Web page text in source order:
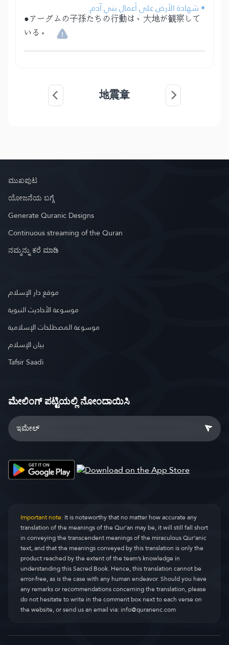
• شهادة الأرض على أعمال بني آدم.
●アーダムの子孫たちの行動は、大地が観察して
いる。
地震章
ಮುಖಪುಟ
ಯೋಜನೆಯ ಬಗ್ಗೆ
Generate Quranic Designs
Continuous streaming of the Quran
ನಮ್ಮನ್ನು ಕರೆ ಮಾಡಿ
موقع دار الإسلام
موسوعة الأحاديث النبوية
موسوعة المصطلحات الإسلامية
بيان الإسلام
Tafsir Saadi
ಮೇಲಿಂಗ್ ಪಟ್ಟಿಯಲ್ಲಿ ನೋಂದಾಯಿಸಿ
Important note:It is noteworthy that no matter how accurate any
translation of the meanings of the Qur’an may be, it will still fall short
in conveying the transcendent meanings of the miraculous Qur’anic
text, and that the meanings conveyed by this translation is only the
product reached by the extent of the team’s knowledge in
understanding this Sacred Book. Hence, this translation cannot be
error-free, as is the case with any human endeavor. Should you have
any remarks or recommendations concerning the translation, please
do not hesitate to write in the comment box next to each verse on
the website, or send us an email via:info@quranenc.com